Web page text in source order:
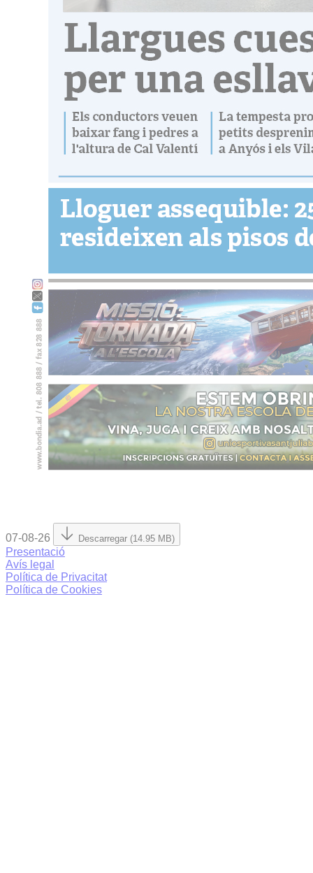
07-08-26 Descarregar (14.95 MB)
Presentació
Avís legal
Política de Privacitat
Política de Cookies